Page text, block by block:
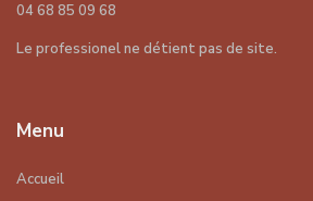
04 68 85 09 68
Le professionel ne détient pas de site.
Menu
Accueil